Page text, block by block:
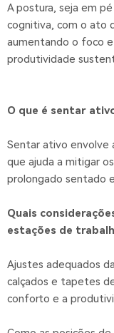
A postura, seja em
cognitiva, com o ato
aumentando o foco
produtividade
O que é sentar
Sentar ativo envolve
que ajuda a mitigar
prolongado sentado
Quais
estações de
Ajustes adequados
calçados e tapetes
conforto e a